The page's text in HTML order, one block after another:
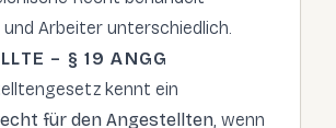
Arbeiter unterschiedlich.
– § 19 ANGG
kennt ein
für den Angestellten, wenn